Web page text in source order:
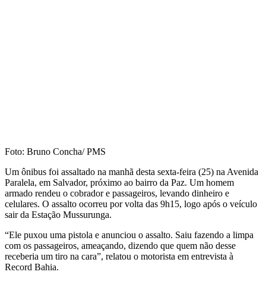
Foto: Bruno Concha/ PMS
Um ônibus foi assaltado na manhã desta sexta-feira (25) na Avenida
Paralela, em Salvador, próximo ao bairro da Paz. Um homem
armado rendeu o cobrador e passageiros, levando dinheiro e
celulares. O assalto ocorreu por volta das 9h15, logo após o veículo
sair da Estação Mussurunga.
“Ele puxou uma pistola e anunciou o assalto. Saiu fazendo a limpa
com os passageiros, ameaçando, dizendo que quem não desse
receberia um tiro na cara”, relatou o motorista em entrevista à
Record Bahia.